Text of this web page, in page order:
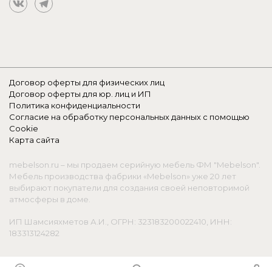
Договор оферты для физических лиц
Договор оферты для юр. лиц и ИП
Политика конфиденциальности
Согласие на обработку персональных данных с помощью
Cookie
Карта сайта
mebelson.ru – мы продаем серийную мебель ФМ "Mebelson".
Мебель производства фабрики «Mebelson» уже 20 лет
выбирают покупатели для создания своей неповторимой
атмосферы в доме.
ИП Шамсияхметов А.И., ОГРН: 323183200022410, ИНН:
183313124282